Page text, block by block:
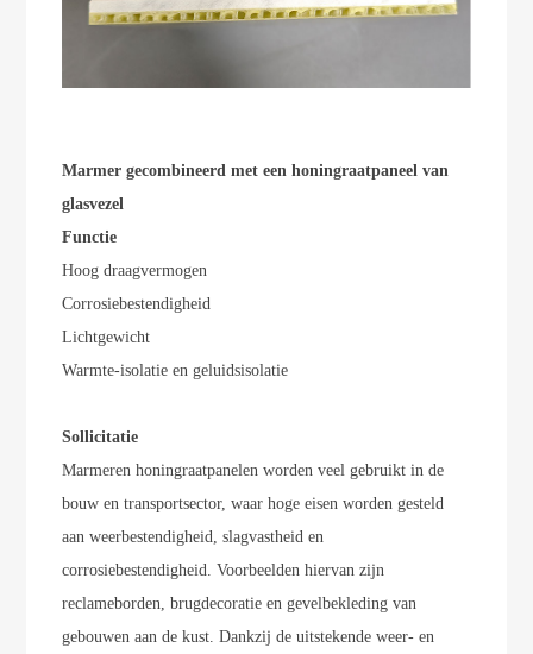
Marmer gecombineerd met een honingraatpaneel van
glasvezel
Functie
Hoog draagvermogen
Corrosiebestendigheid
Lichtgewicht
Warmte-isolatie en geluidsisolatie
Sollicitatie
Marmeren honingraatpanelen worden veel gebruikt in de
bouw en transportsector, waar hoge eisen worden gesteld
aan weerbestendigheid, slagvastheid en
corrosiebestendigheid. Voorbeelden hiervan zijn
reclameborden, brugdecoratie en gevelbekleding van
gebouwen aan de kust. Dankzij de uitstekende weer- en